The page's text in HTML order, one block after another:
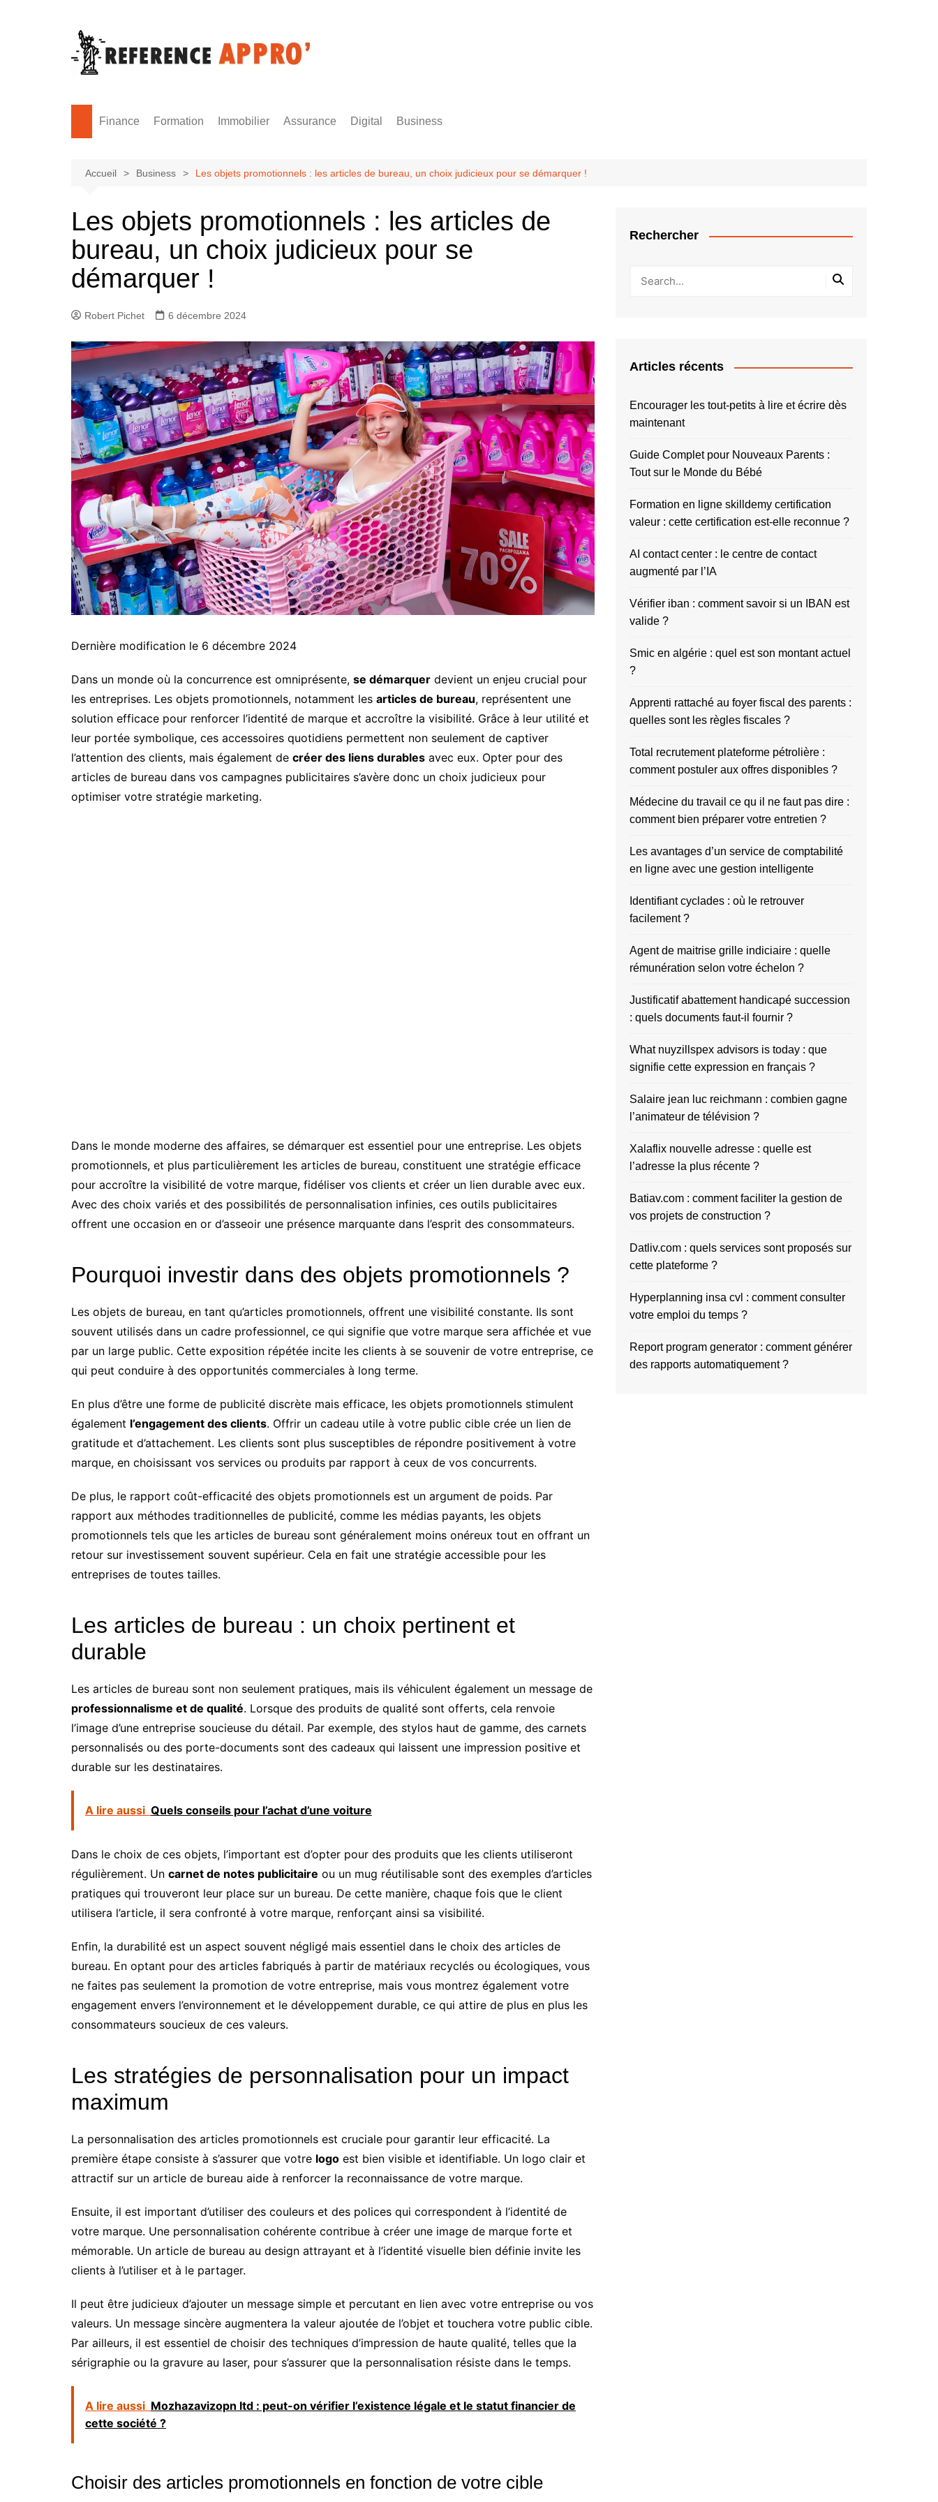
Finance Formation Immobilier Assurance Digital Business
Accueil Business Les objets promotionnels : les articles de bureau, un choix judicieux pour se démarquer !
Les objets promotionnels : les articles de
bureau, un choix judicieux pour se
démarquer !
Robert Pichet 6 décembre 2024
Dernière modification le 6 décembre 2024
Dans un monde où la concurrence est omniprésente, se démarquer devient un enjeu crucial pour
les entreprises. Les objets promotionnels, notamment les articles de bureau, représentent une
solution efficace pour renforcer l’identité de marque et accroître la visibilité. Grâce à leur utilité et
leur portée symbolique, ces accessoires quotidiens permettent non seulement de captiver
l’attention des clients, mais également de créer des liens durables avec eux. Opter pour des
articles de bureau dans vos campagnes publicitaires s’avère donc un choix judicieux pour
optimiser votre stratégie marketing.
Dans le monde moderne des affaires, se démarquer est essentiel pour une entreprise. Les objets
promotionnels, et plus particulièrement les articles de bureau, constituent une stratégie efficace
pour accroître la visibilité de votre marque, fidéliser vos clients et créer un lien durable avec eux.
Avec des choix variés et des possibilités de personnalisation infinies, ces outils publicitaires
offrent une occasion en or d’asseoir une présence marquante dans l’esprit des consommateurs.
Pourquoi investir dans des objets promotionnels ?
Les objets de bureau, en tant qu’articles promotionnels, offrent une visibilité constante. Ils sont
souvent utilisés dans un cadre professionnel, ce qui signifie que votre marque sera affichée et vue
par un large public. Cette exposition répétée incite les clients à se souvenir de votre entreprise, ce
qui peut conduire à des opportunités commerciales à long terme.
En plus d’être une forme de publicité discrète mais efficace, les objets promotionnels stimulent
également l’engagement des clients. Offrir un cadeau utile à votre public cible crée un lien de
gratitude et d’attachement. Les clients sont plus susceptibles de répondre positivement à votre
marque, en choisissant vos services ou produits par rapport à ceux de vos concurrents.
De plus, le rapport coût-efficacité des objets promotionnels est un argument de poids. Par
rapport aux méthodes traditionnelles de publicité, comme les médias payants, les objets
promotionnels tels que les articles de bureau sont généralement moins onéreux tout en offrant un
retour sur investissement souvent supérieur. Cela en fait une stratégie accessible pour les
entreprises de toutes tailles.
Les articles de bureau : un choix pertinent et
durable
Les articles de bureau sont non seulement pratiques, mais ils véhiculent également un message de
professionnalisme et de qualité. Lorsque des produits de qualité sont offerts, cela renvoie
l’image d’une entreprise soucieuse du détail. Par exemple, des stylos haut de gamme, des carnets
personnalisés ou des porte-documents sont des cadeaux qui laissent une impression positive et
durable sur les destinataires.
A lire aussi Quels conseils pour l’achat d’une voiture
Dans le choix de ces objets, l’important est d’opter pour des produits que les clients utiliseront
régulièrement. Un carnet de notes publicitaire ou un mug réutilisable sont des exemples d’articles
pratiques qui trouveront leur place sur un bureau. De cette manière, chaque fois que le client
utilisera l’article, il sera confronté à votre marque, renforçant ainsi sa visibilité.
Enfin, la durabilité est un aspect souvent négligé mais essentiel dans le choix des articles de
bureau. En optant pour des articles fabriqués à partir de matériaux recyclés ou écologiques, vous
ne faites pas seulement la promotion de votre entreprise, mais vous montrez également votre
engagement envers l’environnement et le développement durable, ce qui attire de plus en plus les
consommateurs soucieux de ces valeurs.
Les stratégies de personnalisation pour un impact
maximum
La personnalisation des articles promotionnels est cruciale pour garantir leur efficacité. La
première étape consiste à s’assurer que votre logo est bien visible et identifiable. Un logo clair et
attractif sur un article de bureau aide à renforcer la reconnaissance de votre marque.
Ensuite, il est important d’utiliser des couleurs et des polices qui correspondent à l’identité de
votre marque. Une personnalisation cohérente contribue à créer une image de marque forte et
mémorable. Un article de bureau au design attrayant et à l’identité visuelle bien définie invite les
clients à l’utiliser et à le partager.
Il peut être judicieux d’ajouter un message simple et percutant en lien avec votre entreprise ou vos
valeurs. Un message sincère augmentera la valeur ajoutée de l’objet et touchera votre public cible.
Par ailleurs, il est essentiel de choisir des techniques d’impression de haute qualité, telles que la
sérigraphie ou la gravure au laser, pour s’assurer que la personnalisation résiste dans le temps.
A lire aussi Mozhazavizopn ltd : peut-on vérifier l’existence légale et le statut financier de
cette société ?
Choisir des articles promotionnels en fonction de votre cible
Rechercher
Articles récents
Encourager les tout-petits à lire et écrire dès
maintenant
Guide Complet pour Nouveaux Parents :
Tout sur le Monde du Bébé
Formation en ligne skilldemy certification
valeur : cette certification est-elle reconnue ?
AI contact center : le centre de contact
augmenté par l’IA
Vérifier iban : comment savoir si un IBAN est
valide ?
Smic en algérie : quel est son montant actuel
?
Apprenti rattaché au foyer fiscal des parents :
quelles sont les règles fiscales ?
Total recrutement plateforme pétrolière :
comment postuler aux offres disponibles ?
Médecine du travail ce qu il ne faut pas dire :
comment bien préparer votre entretien ?
Les avantages d’un service de comptabilité
en ligne avec une gestion intelligente
Identifiant cyclades : où le retrouver
facilement ?
Agent de maitrise grille indiciaire : quelle
rémunération selon votre échelon ?
Justificatif abattement handicapé succession
: quels documents faut-il fournir ?
What nuyzillspex advisors is today : que
signifie cette expression en français ?
Salaire jean luc reichmann : combien gagne
l’animateur de télévision ?
Xalaflix nouvelle adresse : quelle est
l’adresse la plus récente ?
Batiav.com : comment faciliter la gestion de
vos projets de construction ?
Datliv.com : quels services sont proposés sur
cette plateforme ?
Hyperplanning insa cvl : comment consulter
votre emploi du temps ?
Report program generator : comment générer
des rapports automatiquement ?